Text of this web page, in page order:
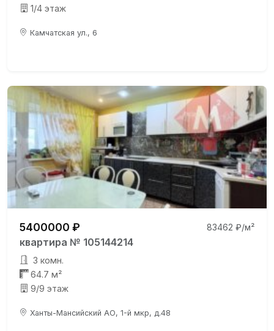
1/4 этаж
Камчатская ул., 6
5400000 ₽ 83462 ₽/м²
квартира № 105144214
3 комн.
64.7 м²
9/9 этаж
Ханты-Мансийский АО, 1-й мкр, д.48